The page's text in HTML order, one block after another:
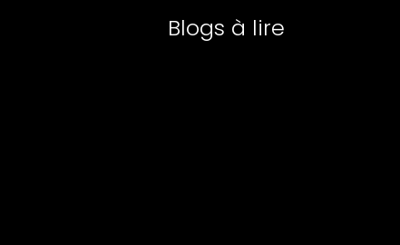
Blogs à lire